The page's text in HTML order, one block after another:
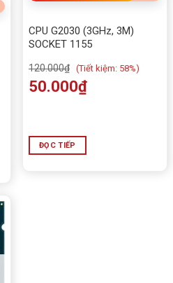
CPU G2030 (3GHz, 3M)
SOCKET 1155
120.000₫ (Tiết kiệm: 58%)
50.000₫
ĐỌC TIẾP